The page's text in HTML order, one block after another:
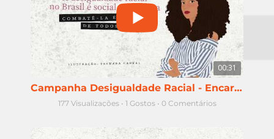
00:31
Campanha Desigualdade Racial - Encarceramento de mulheres negras
177 Visualizações • 1 Gostos • 0 Comentários